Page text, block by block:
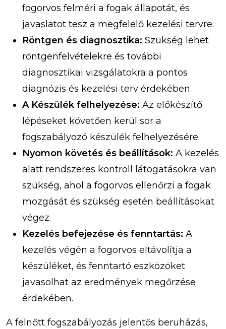
fogorvos felméri a fogak állapotát, és
javaslatot tesz a megfelelő kezelési tervre.
Röntgen és diagnosztika: Szükség lehet
röntgenfelvételekre és további
diagnosztikai vizsgálatokra a pontos
diagnózis és kezelési terv érdekében.
A Készülék felhelyezése: Az előkészítő
lépéseket követően kerül sor a
fogszabályozó készülék felhelyezésére.
Nyomon követés és beállítások: A kezelés
alatt rendszeres kontroll látogatásokra van
szükség, ahol a fogorvos ellenőrzi a fogak
mozgását és szükség esetén beállításokat
végez.
Kezelés befejezése és fenntartás: A
kezelés végén a fogorvos eltávolítja a
készüléket, és fenntartó eszközöket
javasolhat az eredmények megőrzése
érdekében.
A felnőtt fogszabályozás jelentős beruházás,